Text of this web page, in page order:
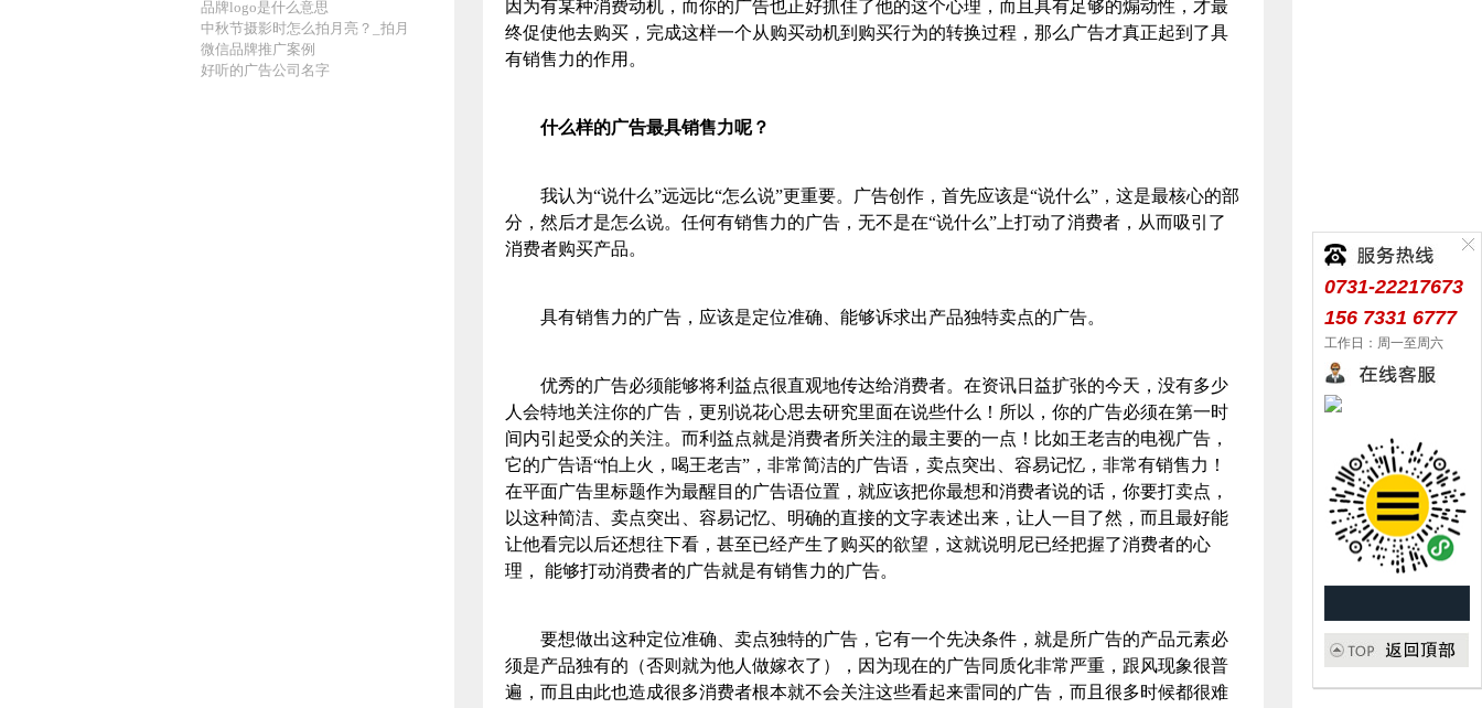
品牌logo是什么意思
中秋节摄影时怎么拍月亮？_拍月
微信品牌推广案例
好听的广告公司名字
因为有某种消费动机，而你的广告也正好抓住了他的这个心理，而且具有足够的煽动性，才最
终促使他去购买，完成这样一个从购买动机到购买行为的转换过程，那么广告才真正起到了具
有销售力的作用。
什么样的广告最具销售力呢？
我认为“说什么”远远比“怎么说”更重要。广告创作，首先应该是“说什么”，这是最核心的部
分，然后才是怎么说。任何有销售力的广告，无不是在“说什么”上打动了消费者，从而吸引了
消费者购买产品。
具有销售力的广告，应该是定位准确、能够诉求出产品独特卖点的广告。
优秀的广告必须能够将利益点很直观地传达给消费者。在资讯日益扩张的今天，没有多少
人会特地关注你的广告，更别说花心思去研究里面在说些什么！所以，你的广告必须在第一时
间内引起受众的关注。而利益点就是消费者所关注的最主要的一点！比如王老吉的电视广告，
它的广告语“怕上火，喝王老吉”，非常简洁的广告语，卖点突出、容易记忆，非常有销售力！
在平面广告里标题作为最醒目的广告语位置，就应该把你最想和消费者说的话，你要打卖点，
以这种简洁、卖点突出、容易记忆、明确的直接的文字表述出来，让人一目了然，而且最好能
让他看完以后还想往下看，甚至已经产生了购买的欲望，这就说明尼已经把握了消费者的心
理， 能够打动消费者的广告就是有销售力的广告。
要想做出这种定位准确、卖点独特的广告，它有一个先决条件，就是所广告的产品元素必
须是产品独有的（否则就为他人做嫁衣了），因为现在的广告同质化非常严重，跟风现象很普
遍，而且由此也造成很多消费者根本就不会关注这些看起来雷同的广告，而且很多时候都很难
0731-22217673
156 7331 6777
工作日：周一至周六